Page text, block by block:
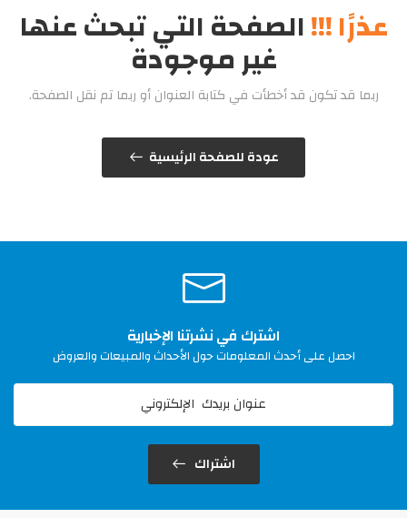
عذرًا !!!الصفحة التي تبحث عنها
غير موجودة
ربما قد تكون قد أخطأت في كتابة العنوان أو ربما تم نقل الصفحة.
عودة للصفحة الرئيسية
اشترك في نشرتنا الإخبارية
احصل على أحدث المعلومات حول الأحداث والمبيعات والعروض
اشتراك